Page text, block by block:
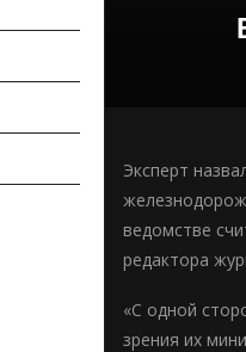
Эксперт
ведомстве
редактора
«С одной
зрения их